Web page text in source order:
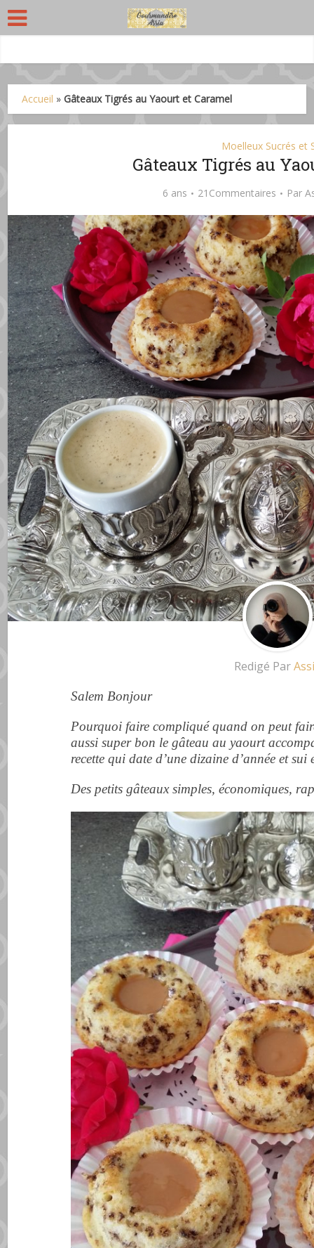
Accueil »Gâteaux Tigrés au Yaourt et Caramel
Moelleux Sucrés et
Gâteaux Tigrés au
6 ans 21Commentaires Par
Redigé Par
Salem Bonjour
Pourquoi faire compliqué quand on peut
aussi super bon le gâteau au yaourt
recette qui date d’unedizaine d’année et sui
Des petits gâteaux simples, économiques,